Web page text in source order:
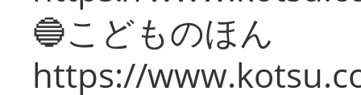
🔵こどものほん
https://